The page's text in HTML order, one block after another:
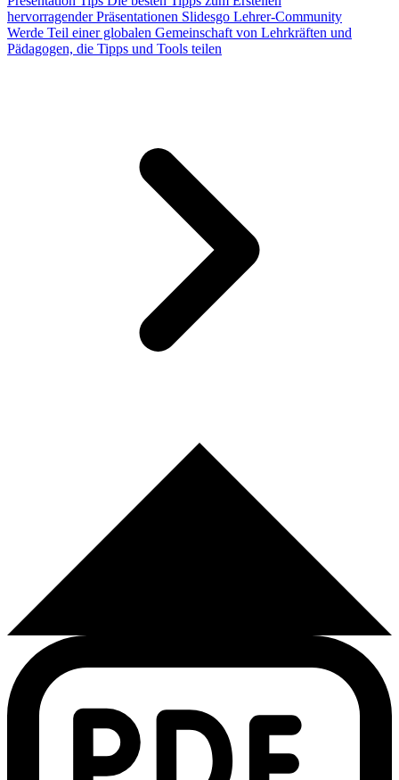
hervorragender Präsentationen Slidesgo Lehrer-Community
Werde Teil einer globalen Gemeinschaft von Lehrkräften und
Pädagogen, die Tipps und Tools teilen